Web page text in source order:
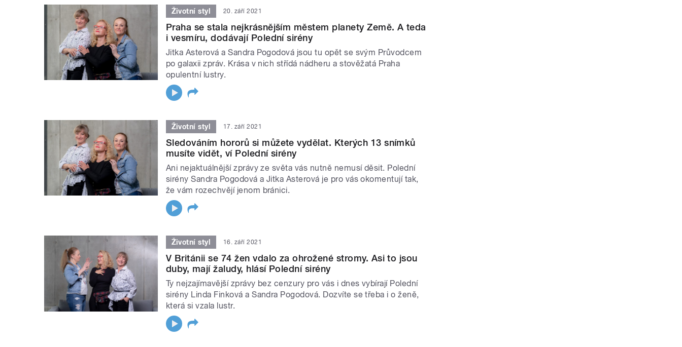
Životní styl 20. září 2021
Praha se stala nejkrásnějším městem planety Země. A teda
i vesmíru, dodávají Polední sirény
Jitka Asterová a Sandra Pogodová jsou tu opět se svým Průvodcem
po galaxii zpráv. Krása v nich střídá nádheru a stověžatá Praha
opulentní lustry.
Životní styl 17. září 2021
Sledováním hororů si můžete vydělat. Kterých 13 snímků
musíte vidět, ví Polední sirény
Ani nejaktuálnější zprávy ze světa vás nutně nemusí děsit. Polední
sirény Sandra Pogodová a Jitka Asterová je pro vás okomentují tak,
že vám rozechvějí jenom bránici.
Životní styl 16. září 2021
V Británii se 74 žen vdalo za ohrožené stromy. Asi to jsou
duby, mají žaludy, hlásí Polední sirény
Ty nejzajímavější zprávy bez cenzury pro vás i dnes vybírají Polední
sirény Linda Finková a Sandra Pogodová. Dozvíte se třeba i o ženě,
která si vzala lustr.